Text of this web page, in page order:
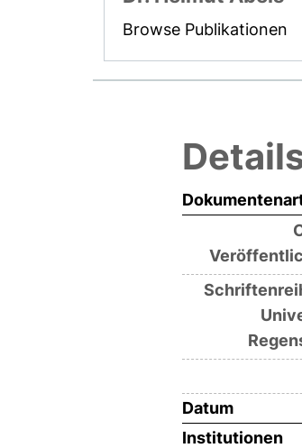
Browse Publikationen
Datum
Institutionen